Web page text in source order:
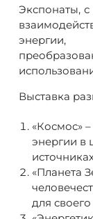
Экспонаты,
Выставка
«Космос»
энергии в
«Планета
для своего